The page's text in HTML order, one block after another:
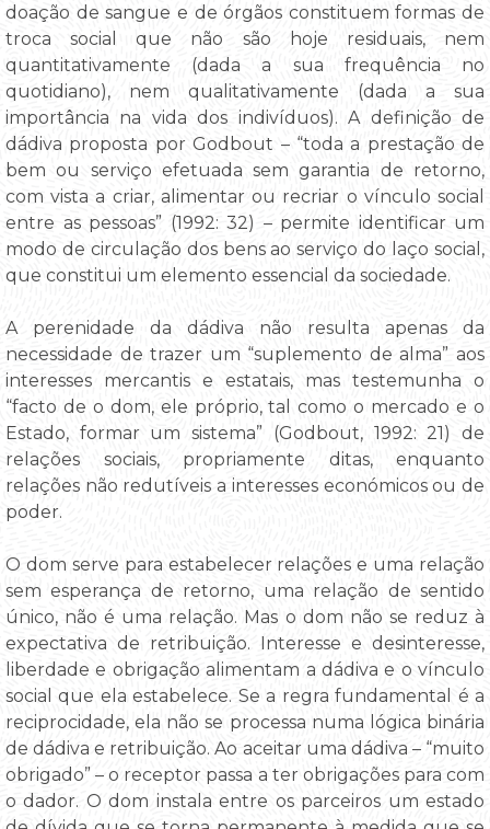
doação de sangue e de órgãos constituem formas de
troca social que não são hoje residuais, nem
quantitativamente (dada a sua frequência no
quotidiano), nem qualitativamente (dada a sua
importância na vida dos indivíduos). A definição de
dádiva proposta por Godbout – “toda a prestação de
bem ou serviço efetuada sem garantia de retorno,
com vista a criar, alimentar ou recriar o vínculo social
entre as pessoas” (1992: 32) – permite identificar um
modo de circulação dos bens ao serviço do laço social,
que constitui um elemento essencial da sociedade.
A perenidade da dádiva não resulta apenas da
necessidade de trazer um “suplemento de alma” aos
interesses mercantis e estatais, mas testemunha o
“facto de o dom, ele próprio, tal como o mercado e o
Estado, formar um sistema” (Godbout, 1992: 21) de
relações sociais, propriamente ditas, enquanto
relações não redutíveis a interesses económicos ou de
poder.
O dom serve para estabelecer relações e uma relação
sem esperança de retorno, uma relação de sentido
único, não é uma relação. Mas o dom não se reduz à
expectativa de retribuição. Interesse e desinteresse,
liberdade e obrigação alimentam a dádiva e o vínculo
social que ela estabelece. Se a regra fundamental é a
reciprocidade, ela não se processa numa lógica binária
de dádiva e retribuição. Ao aceitar uma dádiva – “muito
obrigado” – o receptor passa a ter obrigações para com
o dador. O dom instala entre os parceiros um estado